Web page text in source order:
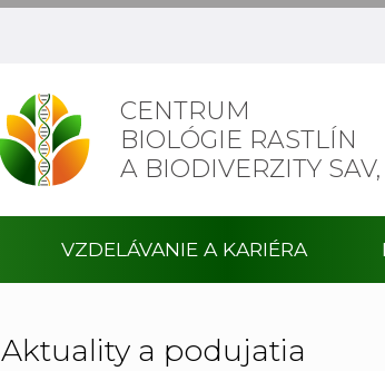
CENTRUM
BIOLÓGIE RASTLÍN
A BIODIVERZITY SAV,
VZDELÁVANIE A KARIÉRA
Aktuality a podujatia